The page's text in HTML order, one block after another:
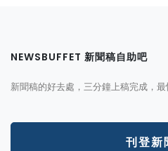
NEWSBUFFET 新聞稿自助吧
新聞稿的好去處，三分鐘上稿完成，最
刊登新